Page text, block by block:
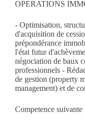
OPERATIONS
- Optimisation,
d'acquisition de
prépondérance
l'état futur
négociation de baux
professionnels -
de gestion (property
management) et de
Competence suivante